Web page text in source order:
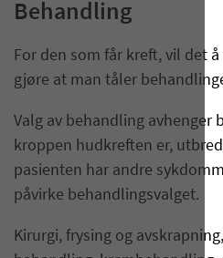
Behandling
For den som får kreft, vil det
gjøre at man tåler
Valg av behandling avhenger
kroppen hudkreften er,
pasienten har andre
påvirke behandlingsvalget.
Kirurgi, frysing og